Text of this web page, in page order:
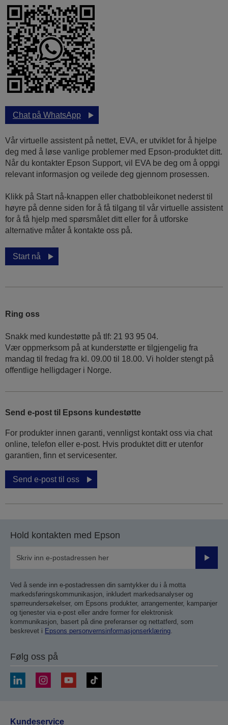
Chat på WhatsApp
Vår virtuelle assistent på nettet, EVA, er utviklet for å hjelpe
deg med å løse vanlige problemer med Epson-produktet ditt.
Når du kontakter Epson Support, vil EVA be deg om å oppgi
relevant informasjon og veilede deg gjennom prosessen.
Klikk på Start nå-knappen eller chatbobleikonet nederst til
høyre på denne siden for å få tilgang til vår virtuelle assistent
for å få hjelp med spørsmålet ditt eller for å utforske
alternative måter å kontakte oss på.
Start nå
Ring oss
Snakk med kundestøtte på tlf: 21 93 95 04.
Vær oppmerksom på at kunderstøtte er tilgjengelig fra
mandag til fredag fra kl. 09.00 til 18.00. Vi holder stengt på
offentlige helligdager i Norge.
Send e-post til Epsons kundestøtte
For produkter innen garanti, vennligst kontakt oss via chat
online, telefon eller e-post. Hvis produktet ditt er utenfor
garantien, finn et servicesenter.
Send e-post til oss
Hold kontakten med Epson
Send
Ved å sende inn e-postadressen din samtykker du i å motta
markedsføringskommunikasjon, inkludert markedsanalyser og
spørreundersøkelser, om Epsons produkter, arrangementer, kampanjer
og tjenester via e-post eller andre former for elektronisk
kommunikasjon, basert på dine preferanser og nettatferd, som
beskrevet i Epsons personvernsinformasjonserklæring.
Følg oss på
Kundeservice